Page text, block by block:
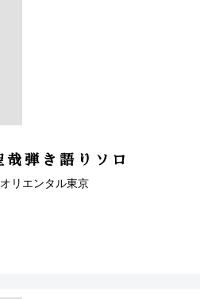
弾き語りソロ
リエンタル東京